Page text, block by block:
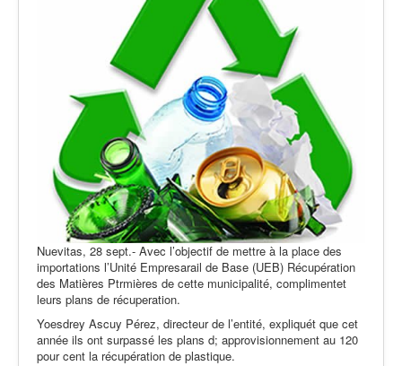
Desempolvando la historia
Nuevitas, 28 sept.- Avec l’objectif de mettre à la place des
importations l’Unité Empresarail de Base (UEB) Récupération
des Matières Ptrmières de cette municipalité, complimentet
leurs plans de récuperation.
Yoesdrey Ascuy Pérez, directeur de l’entité, expliquét que cet
année ils ont surpassé les plans d; approvisionnement au 120
pour cent la récupération de plastique.